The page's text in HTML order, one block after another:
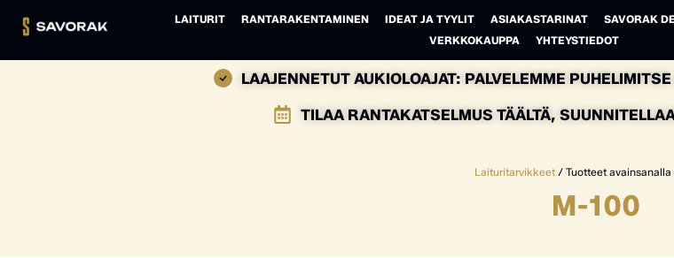
LAITURIT RANTARAKENTAMINEN IDEAT JA TYYLIT ASIAKASTARINAT SAVORAK
VERKKOKAUPPA
YHTEYSTIEDOT
LAAJENNETUT AUKIOLOAJAT: PALVELEMME
TILAA RANTAKATSELMUS TÄÄLTÄ,
Laituritarvikkeet / Tuotteet avainsanalla
M-100